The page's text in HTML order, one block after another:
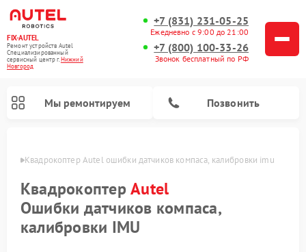
FIX-AUTEL
Ремонт устройств Autel
Специализированный
cервисный центр г.Нижний
Новгород
+7 (831) 231-05-25
Ежедневно с 9:00 до 21:00
+7 (800) 100-33-26
Звонок бесплатный по РФ
Мы ремонтируем Позвонить
Квадрокоптер Autel ошибки датчиков компаса, калибровки imu
КвадрокоптерAutel
Ошибки датчиков компаса,
калибровки IMU